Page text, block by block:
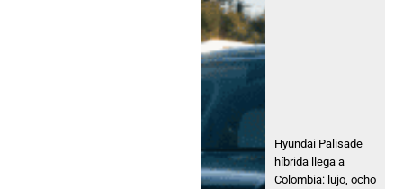
Hyundai Palisade
híbrida llega a
Colombia: lujo, ocho